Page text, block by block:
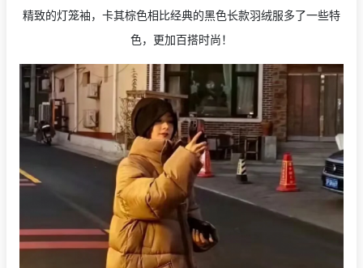
精致的灯笼袖，卡其棕色相比经典的黑色长款羽绒服多了一些特
色，更加百搭时尚！